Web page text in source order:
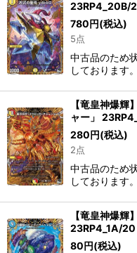
23RP4_20B/
780円(税込)
5点
中古品のため
しております。
【竜皇神爆輝
ャー」
280円(税込)
2点
中古品のため
しております。
【竜皇神爆
23RP4_1A/20
80円(税込)